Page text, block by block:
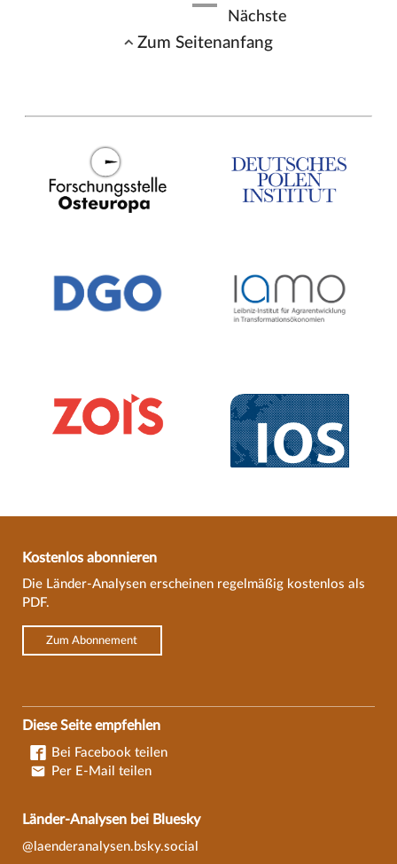
Nächste
Zum Seitenanfang
Kostenlos abonnieren
Die Länder-Analysen erscheinen regelmäßig kostenlos als
PDF.
Zum Abonnement
Diese Seite empfehlen
Bei Facebook teilen
Per E-Mail teilen
Länder-Analysen bei Bluesky
@laenderanalysen.bsky.social